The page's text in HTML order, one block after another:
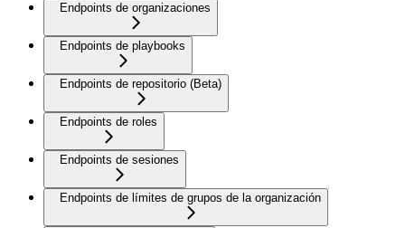
Endpoints de organizaciones
Endpoints de playbooks
Endpoints de repositorio (Beta)
Endpoints de roles
Endpoints de sesiones
Endpoints de límites de grupos de la organización